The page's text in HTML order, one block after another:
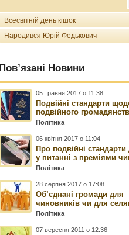
Всесвітній день кішок
Народився Юрій Федькович
Пов’язані Новини
05 травня 2017 о 11:38
Подвійні стандарти
подвійного
Політика
06 квітня 2017 о 11:04
Про подвійні стандарти
у питанні з преміями
Політика
28 серпня 2017 о 17:08
Об’єднані громади для
чиновників чи для
Політика
07 вересня 2011 о 12:36